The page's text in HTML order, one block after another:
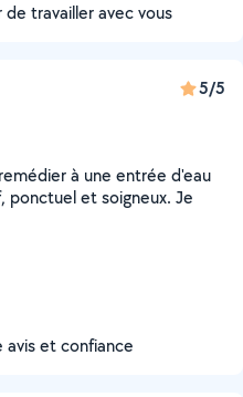
travailler avec vous
5/5
à une entrée d'eau
ponctuel et soigneux. Je
et confiance